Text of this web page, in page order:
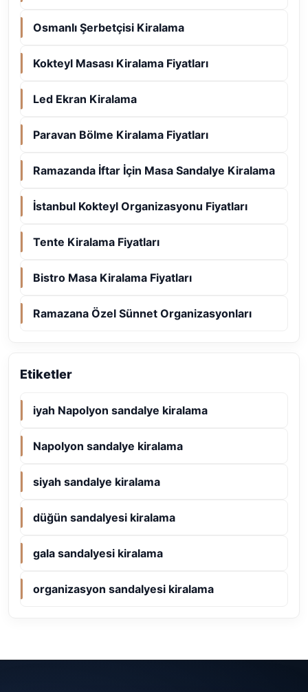
Osmanlı Şerbetçisi Kiralama
Kokteyl Masası Kiralama Fiyatları
Led Ekran Kiralama
Paravan Bölme Kiralama Fiyatları
Ramazanda İftar İçin Masa Sandalye Kiralama
İstanbul Kokteyl Organizasyonu Fiyatları
Tente Kiralama Fiyatları
Bistro Masa Kiralama Fiyatları
Ramazana Özel Sünnet Organizasyonları
Etiketler
iyah Napolyon sandalye kiralama
Napolyon sandalye kiralama
siyah sandalye kiralama
düğün sandalyesi kiralama
gala sandalyesi kiralama
organizasyon sandalyesi kiralama